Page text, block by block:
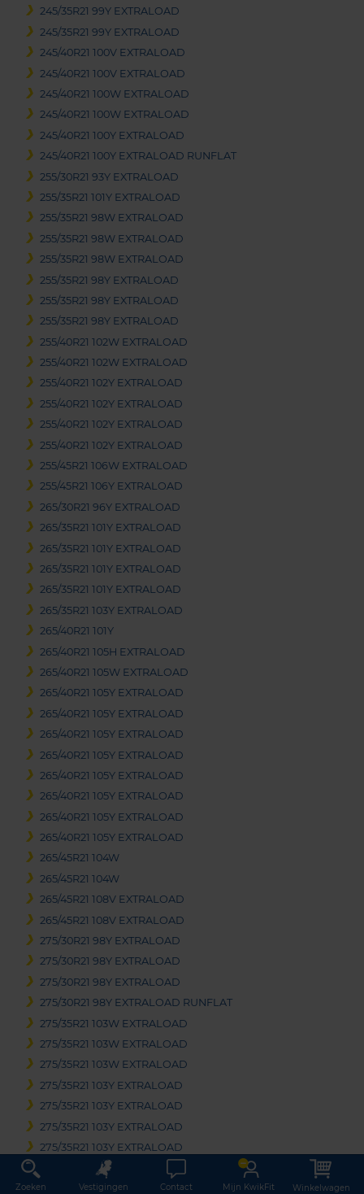
245/35R21 99Y EXTRALOAD
245/35R21 99Y EXTRALOAD
245/40R21 100V EXTRALOAD
245/40R21 100V EXTRALOAD
245/40R21 100W EXTRALOAD
245/40R21 100W EXTRALOAD
245/40R21 100Y EXTRALOAD
245/40R21 100Y EXTRALOAD RUNFLAT
255/30R21 93Y EXTRALOAD
255/35R21 101Y EXTRALOAD
255/35R21 98W EXTRALOAD
255/35R21 98W EXTRALOAD
255/35R21 98W EXTRALOAD
255/35R21 98Y EXTRALOAD
255/35R21 98Y EXTRALOAD
255/35R21 98Y EXTRALOAD
255/40R21 102W EXTRALOAD
255/40R21 102W EXTRALOAD
255/40R21 102Y EXTRALOAD
255/40R21 102Y EXTRALOAD
255/40R21 102Y EXTRALOAD
255/40R21 102Y EXTRALOAD
255/45R21 106W EXTRALOAD
255/45R21 106Y EXTRALOAD
265/30R21 96Y EXTRALOAD
265/35R21 101Y EXTRALOAD
265/35R21 101Y EXTRALOAD
265/35R21 101Y EXTRALOAD
265/35R21 101Y EXTRALOAD
265/35R21 103Y EXTRALOAD
265/40R21 101Y
265/40R21 105H EXTRALOAD
265/40R21 105W EXTRALOAD
265/40R21 105Y EXTRALOAD
265/40R21 105Y EXTRALOAD
265/40R21 105Y EXTRALOAD
265/40R21 105Y EXTRALOAD
265/40R21 105Y EXTRALOAD
265/40R21 105Y EXTRALOAD
265/40R21 105Y EXTRALOAD
265/40R21 105Y EXTRALOAD
265/45R21 104W
265/45R21 104W
265/45R21 108V EXTRALOAD
265/45R21 108V EXTRALOAD
275/30R21 98Y EXTRALOAD
275/30R21 98Y EXTRALOAD
275/30R21 98Y EXTRALOAD
275/30R21 98Y EXTRALOAD RUNFLAT
275/35R21 103W EXTRALOAD
275/35R21 103W EXTRALOAD
275/35R21 103W EXTRALOAD
275/35R21 103Y EXTRALOAD
275/35R21 103Y EXTRALOAD
275/35R21 103Y EXTRALOAD
275/35R21 103Y EXTRALOAD
275/35R21 103Y EXTRALOAD
275/35R21 103Y EXTRALOAD
Zoeken Vestigingen Contact Mijn KwikFit Winkelwagen